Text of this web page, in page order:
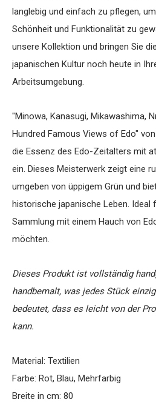
langlebig und einfach zu pflegen,
Schönheit und Funktionalität zu
unsere Kollektion und bringen Sie
japanischen Kultur noch heute in
Arbeitsumgebung.
"Minowa, Kanasugi, Mikawashima,
Hundred Famous Views of Edo"
die Essenz des Edo-Zeitalters mit
ein. Dieses Meisterwerk zeigt eine
umgeben von üppigem Grün und
historische japanische Leben. Ideal
Sammlung mit einem Hauch von
möchten.
Dieses Produkt ist vollständig
handbemalt, was jedes Stück
bedeutet, dass es leicht von der
kann.
Material: Textilien
Farbe: Rot, Blau, Mehrfarbig
Breite in cm: 80